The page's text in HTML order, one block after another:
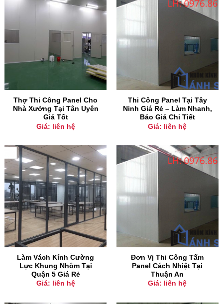
Thợ Thi Công Panel Cho
Nhà Xưởng Tại Tân Uyên
Giá Tốt
Giá: liên hệ
Thi Công Panel Tại Tây
Ninh Giá Rẻ – Làm Nhanh,
Báo Giá Chi Tiết
Giá: liên hệ
Làm Vách Kính Cường
Lực Khung Nhôm Tại
Quận 5 Giá Rẻ
Giá: liên hệ
Đơn Vị Thi Công Tấm
Panel Cách Nhiệt Tại
Thuận An
Giá: liên hệ